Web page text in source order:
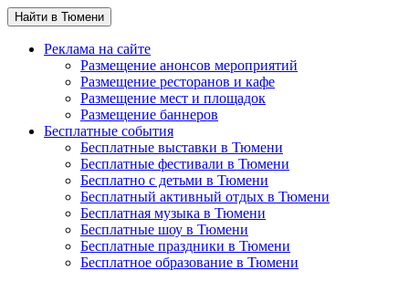
Найти в Тюмени
Реклама на сайте
Размещение анонсов мероприятий
Размещение ресторанов и кафе
Размещение мест и площадок
Размещение баннеров
Бесплатные события
Бесплатные выставки в Тюмени
Бесплатные фестивали в Тюмени
Бесплатно с детьми в Тюмени
Бесплатный активный отдых в Тюмени
Бесплатная музыка в Тюмени
Бесплатные шоу в Тюмени
Бесплатные праздники в Тюмени
Бесплатное образование в Тюмени